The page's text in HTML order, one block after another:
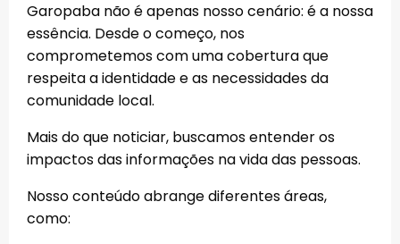
Garopaba não é apenas nosso cenário: é a nossa
essência. Desde o começo, nos
comprometemos com uma cobertura que
respeita a identidade e as necessidades da
comunidade local.
Mais do que noticiar, buscamos entender os
impactos das informações na vida das pessoas.
Nosso conteúdo abrange diferentes áreas,
como: